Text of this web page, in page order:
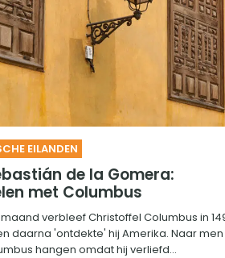
EILANDEN
de la Gomera:
met Columbus
verbleef Christoffel Columbus in
daarna 'ontdekte' hij Amerika. Naar
hangen omdat hij verliefd...